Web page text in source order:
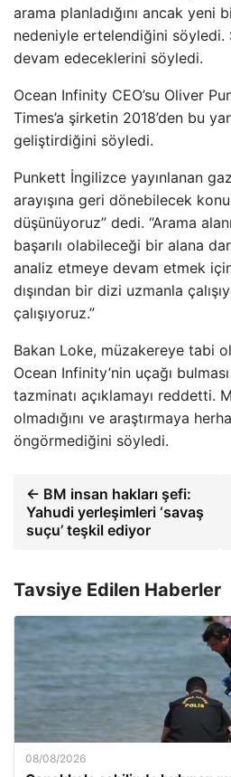
arama planladığını ancak yeni
nedeniyle ertelendiğini söyledi.
devam edeceklerini söyledi.
Ocean Infinity CEO’su Oliver
Times’a şirketin 2018’den bu
geliştirdiğini söyledi.
Punkett İngilizce yayınlanan
arayışına geri dönebilecek
düşünüyoruz” dedi. “Arama
başarılı olabileceği bir alana
analiz etmeye devam etmek
dışından bir dizi uzmanla
çalışıyoruz.”
Bakan Loke, müzakereye tabi
Ocean Infinity’nin uçağı
tazminatı açıklamayı reddetti.
olmadığını ve araştırmaya
öngörmediğini söyledi.
← BM insan hakları şefi:
Yahudi yerleşimleri ‘savaş
suçu’ teşkil ediyor
Tavsiye Edilen Haberler
08/08/2026